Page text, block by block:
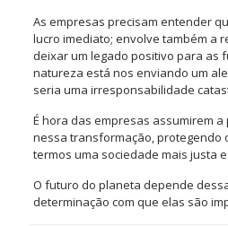
As empresas precisam entender
lucro imediato; envolve também a
deixar um legado positivo para as
natureza está nos enviando um
seria uma irresponsabilidade
É hora das empresas assumirem
nessa transformação, protegendo
termos uma sociedade mais justa
O futuro do planeta depende
determinação com que elas são